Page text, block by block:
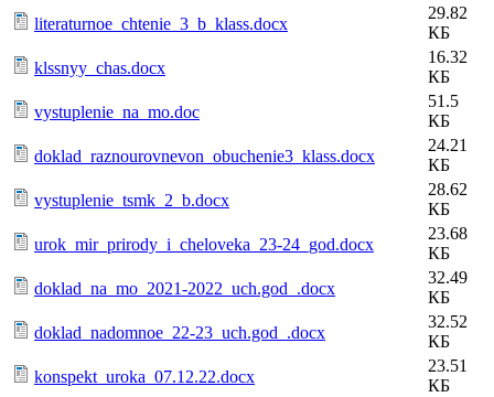
literaturnoe_chtenie_3_b_klass.docx
29.82
КБ
klssnyy_chas.docx
16.32
КБ
vystuplenie_na_mo.doc
51.5
КБ
doklad_raznourovnevon_obuchenie3_klass.docx
24.21
КБ
vystuplenie_tsmk_2_b.docx
28.62
КБ
urok_mir_prirody_i_cheloveka_23-24_god.docx
23.68
КБ
doklad_na_mo_2021-2022_uch.god_.docx
32.49
КБ
doklad_nadomnoe_22-23_uch.god_.docx
32.52
КБ
konspekt_uroka_07.12.22.docx
23.51
КБ